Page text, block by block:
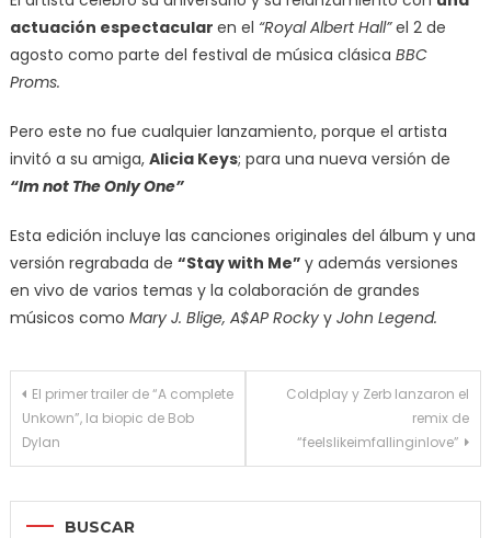
actuación espectacular en el “Royal Albert Hall”el 2 de
agosto como parte del festival de música clásica BBC
Proms.
Pero este no fue cualquier lanzamiento, porque el artista
invitó a su amiga, Alicia Keys; para una nueva versión de
“Im not The Only One”
Esta edición incluye las canciones originales del álbum y una
versión regrabada de “Stay with Me” y además versiones
en vivo de varios temas y la colaboración de grandes
músicos como Mary J. Blige, A$AP Rocky yJohn Legend.
Navegación
de
entradas
El primer trailer de “A complete
Unkown”, la biopic de Bob
Dylan
Coldplay y Zerb lanzaron el
remix de
“feelslikeimfallinginlove”
BUSCAR